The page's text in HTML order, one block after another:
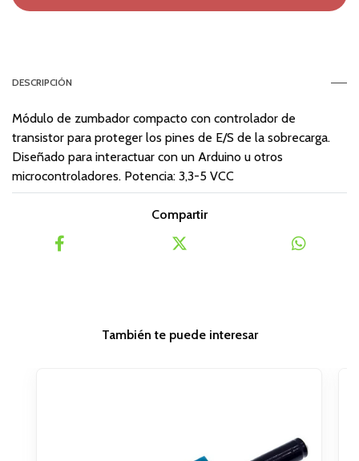
DESCRIPCIÓN
Módulo de zumbador compacto con controlador de
transistor para proteger los pines de E/S de la sobrecarga.
Diseñado para interactuar con un Arduino u otros
microcontroladores. Potencia: 3,3-5 VCC
Compartir
También te puede interesar